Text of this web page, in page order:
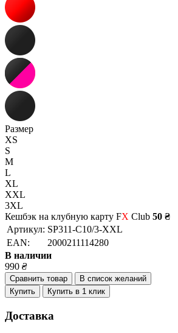
Размер
XS
S
M
L
XL
XXL
3XL
Кешбэк на клубную карту FX Club 50 ₴
Артикул: SP311-C10/3-XXL
EAN:
2000211114280
В наличии
990 ₴
Сравнить товар
В список желаний
Купить
Купить в 1 клик
Доставка